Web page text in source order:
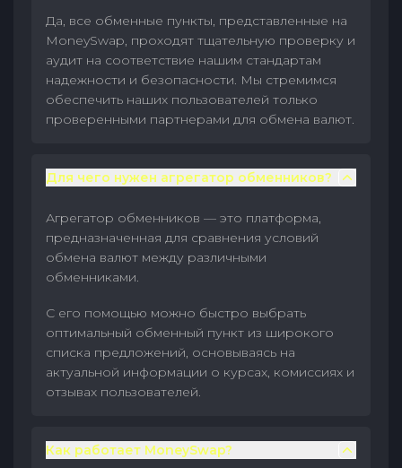
Да, все обменные пункты, представленные на
MoneySwap, проходят тщательную проверку и
аудит на соответствие нашим стандартам
надежности и безопасности. Мы стремимся
обеспечить наших пользователей только
проверенными партнерами для обмена валют.
Для чего нужен агрегатор обменников?
Агрегатор обменников — это платформа,
предназначенная для сравнения условий
обмена валют между различными
обменниками.
С его помощью можно быстро выбрать
оптимальный обменный пункт из широкого
списка предложений, основываясь на
актуальной информации о курсах, комиссиях и
отзывах пользователей.
Как работает MoneySwap?